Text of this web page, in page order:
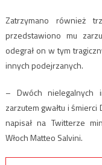
Zatrzymano również
przedstawiono mu
odegrał on w tym
innych podejrzanych.
– Dwóch nielegalnych
zarzutem gwałtu i
napisał na Twitterze
Włoch Matteo Salvini.